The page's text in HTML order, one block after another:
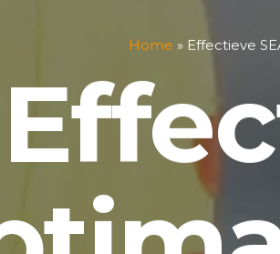
Home » Effectieve